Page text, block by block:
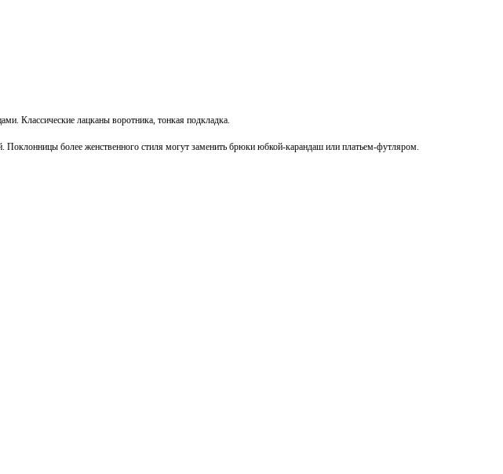
Классические лацканы воротника, тонкая подкладка.
Поклонницы более женственного стиля могут заменить брюки юбкой-карандаш или платьем-футляром.